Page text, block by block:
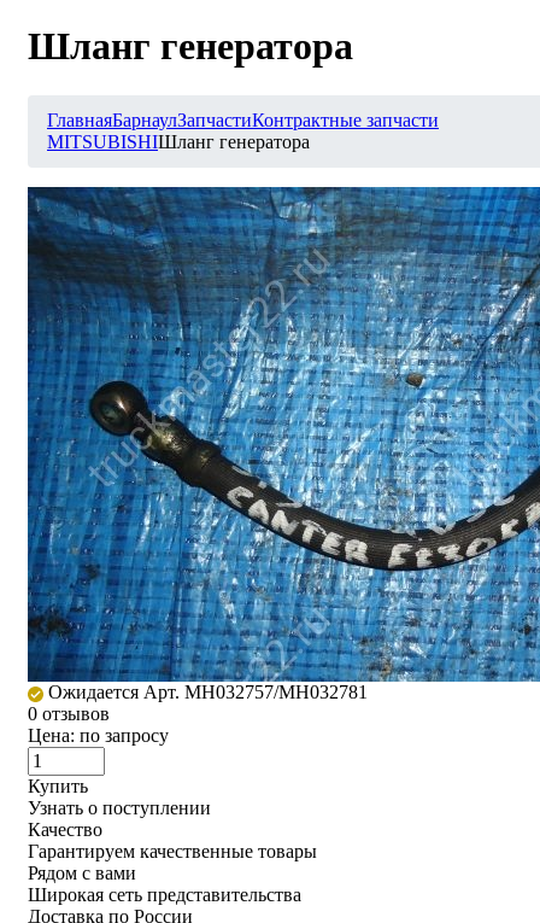
Шланг генератора
ГлавнаяБарнаулЗапчастиКонтрактные запчасти
MITSUBISHIШланг генератора
Ожидается Арт. MH032757/MH032781
0 отзывов
Цена: по запросу
Купить
Узнать о поступлении
Качество
Гарантируем качественные товары
Рядом с вами
Широкая сеть представительства
Доставка по России